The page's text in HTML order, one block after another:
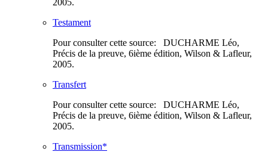
2005.
Testament
Pour consulter cette source: DUCHARME Léo,
Précis de la preuve, 6ième édition, Wilson & Lafleur,
2005.
Transfert
Pour consulter cette source: DUCHARME Léo,
Précis de la preuve, 6ième édition, Wilson & Lafleur,
2005.
Transmission*